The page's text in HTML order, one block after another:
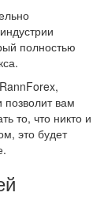
полностью
позволит вам
то, что никто и
это будет